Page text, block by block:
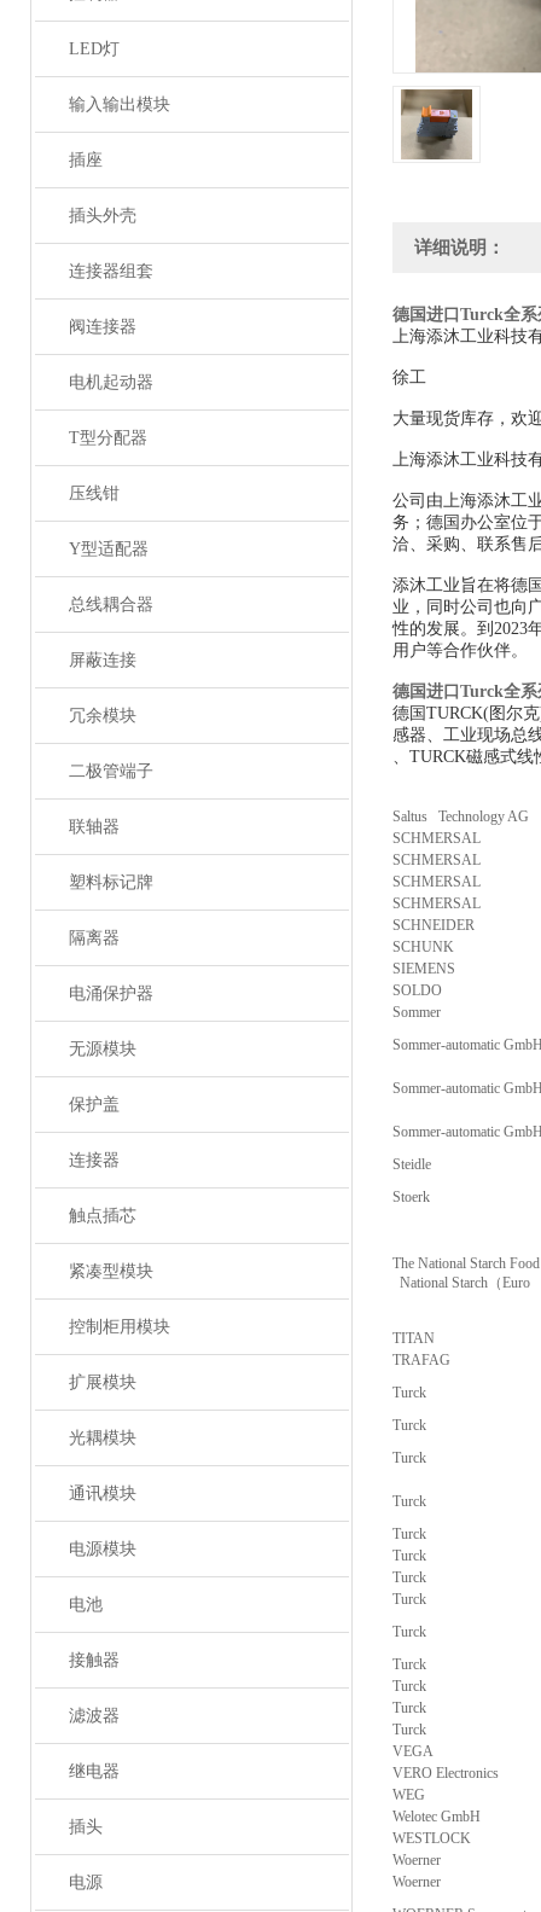
LED灯
输入输出模块
插座
插头外壳
连接器组套
阀连接器
电机起动器
T型分配器
压线钳
Y型适配器
总线耦合器
屏蔽连接
冗余模块
二极管端子
联轴器
塑料标记牌
隔离器
电涌保护器
无源模块
保护盖
连接器
触点插芯
紧凑型模块
控制柜用模块
扩展模块
光耦模块
通讯模块
电源模块
电池
接触器
滤波器
继电器
插头
电源
详细说明：
德国进口Turck全
上海添沐工业科技
徐工
大量现货库存，欢
上海添沐工业科技
公司由上海添沐工
务；德国办公室位
洽、采购、联系售
添沐工业旨在将德
业，同时公司也向
性的发展。到2023
用户等合作伙伴。
德国进口Turck全
德国TURCK(图尔
感器、工业现场总
、TURCK磁感式
Saltus Technology AG
SCHMERSAL
SCHMERSAL
SCHMERSAL
SCHMERSAL
SCHNEIDER
SCHUNK
SIEMENS
SOLDO
Sommer
Sommer-automatic
Sommer-automatic
Sommer-automatic
Steidle
Stoerk
The National Starch
National Starch（Euro
TITAN
TRAFAG
Turck
Turck
Turck
Turck
Turck
Turck
Turck
Turck
Turck
Turck
Turck
Turck
Turck
VEGA
VERO Electronics
WEG
Welotec GmbH
WESTLOCK
Woerner
Woerner